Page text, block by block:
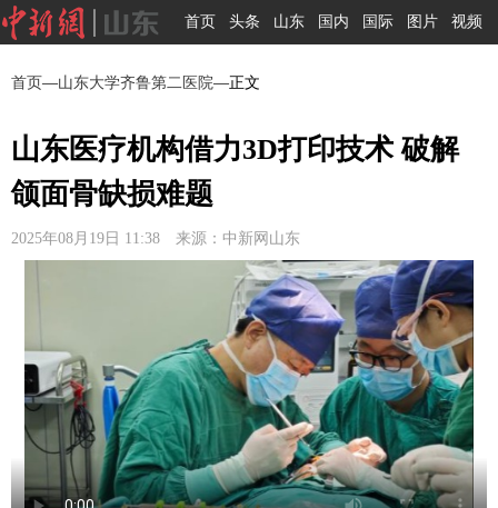
首页 头条 山东 国内 国际 图片 视频
首页—山东大学齐鲁第二医院—正文
山东医疗机构借力3D打印技术 破解
颌面骨缺损难题
2025年08月19日 11:38 来源：中新网山东